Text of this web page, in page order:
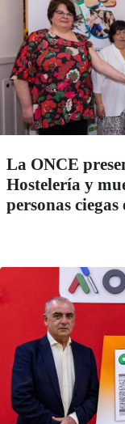
La ONCE
Hostelería y
personas